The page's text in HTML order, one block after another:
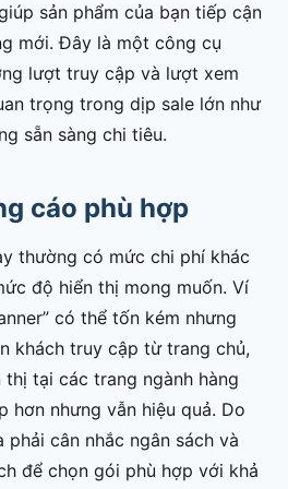
sản phẩm của bạn tiếp cận
mới. Đây là một công cụ
lượt truy cập và lượt xem
trọng trong dịp sale lớn như
sẵn sàng chi tiêu.
cáo phù hợp
thường có mức chi phí khác
độ hiển thị mong muốn. Ví
có thể tốn kém nhưng
khách truy cập từ trang chủ,
tại các trang ngành hàng
hơn nhưng vẫn hiệu quả. Do
cân nhắc ngân sách và
để chọn gói phù hợp với khả